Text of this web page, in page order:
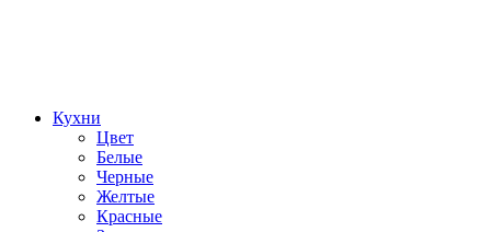
Кухни
Цвет
Белые
Черные
Желтые
Красные